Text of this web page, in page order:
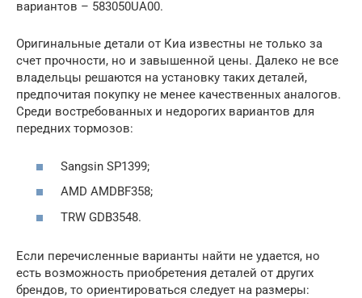
вариантов – 583050UA00.
Оригинальные детали от Киа известны не только за
счет прочности, но и завышенной цены. Далеко не все
владельцы решаются на установку таких деталей,
предпочитая покупку не менее качественных аналогов.
Среди востребованных и недорогих вариантов для
передних тормозов:
Sangsin SP1399;
AMD AMDBF358;
TRW GDB3548.
Если перечисленные варианты найти не удается, но
есть возможность приобретения деталей от других
брендов, то ориентироваться следует на размеры: